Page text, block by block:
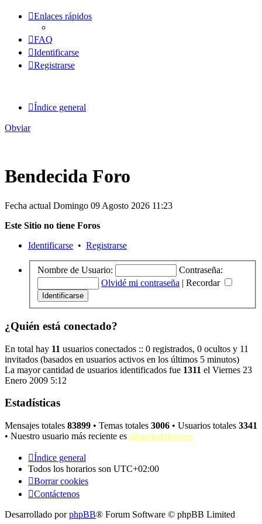
Enlaces rápidos
FAQ
Identificarse
Registrarse
Índice general
Obviar
Bendecida Foro
Fecha actual Domingo 09 Agosto 2026 11:23
Este Sitio no tiene Foros
Identificarse • Registrarse
Nombre de Usuario:
Contraseña:
Olvidé mi contraseña | Recordar
¿Quién está conectado?
En total hay 11 usuarios conectados :: 0 registrados, 0 ocultos y 11
invitados (basados en usuarios activos en los últimos 5 minutos)
La mayor cantidad de usuarios identificados fue 1311 el Viernes 23
Enero 2009 5:12
Estadísticas
Mensajes totales 83899 • Temas totales 3006 • Usuarios totales 3341
• Nuestro usuario más reciente es silenciodeheroes
Índice general
Todos los horarios son UTC+02:00
Borrar cookies
Contáctenos
Desarrollado porphpBB® Forum Software © phpBB Limited